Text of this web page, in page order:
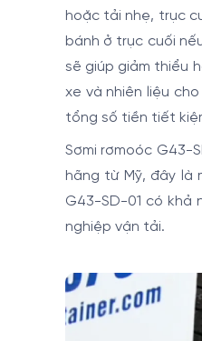
hoặc tải nhẹ, trục
bánh ở trục cuối
sẽ giúp giảm thiểu
xe và nhiên liệu
tổng số tiền tiết
Sơmi rơmoóc G43-
hãng từ Mỹ, đây là
G43-SD-01 có khả
nghiệp vận tải.